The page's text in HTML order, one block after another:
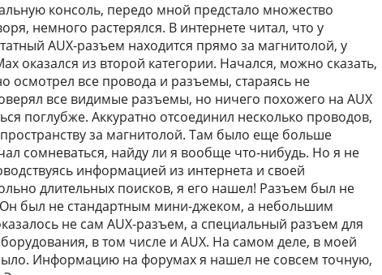
консоль, передо мной предстало множество
немного растерялся. В интернете читал, что у
AUX-разъем находится прямо за магнитолой, у
оказался из второй категории. Начался, можно сказать,
осмотрел все провода и разъемы, стараясь не
все видимые разъемы, но ничего похожего на AUX
поглубже. Аккуратно отсоединил несколько проводов,
за магнитолой. Там было еще больше
сомневаться, найду ли я вообще что-нибудь. Но я не
информацией из интернета и своей
длительных поисков, я его нашел! Разъем был не
Он был не стандартным мини-джеком, а небольшим
не сам AUX-разъем, а специальный разъем для
в том числе и AUX. На самом деле, в моей
Информацию на форумах я нашел не совсем точную,